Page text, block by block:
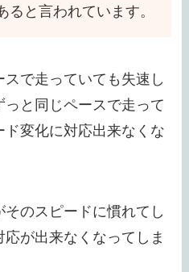
ると言われています。
で走っていても失速し
と同じペースで走って
変化に対応出来なくな
のスピードに慣れてし
が出来なくなってしま